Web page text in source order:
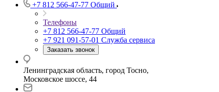
+7 812 566-47-77 Общий
Телефоны
+7 812 566-47-77 Общий
+7 921 091-57-01 Служба сервиса
Заказать звонок
Ленинградская область, город Тосно,
Московское шоссе, 44